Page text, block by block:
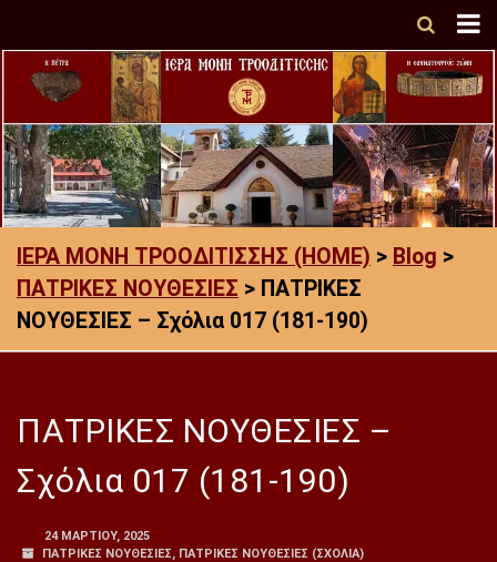
ΙΕΡΑ ΜΟΝΗ ΤΡΟΟΔΙΤΙΣΣΗΣ (HOME) > Blog >
ΠΑΤΡΙΚΕΣ ΝΟΥΘΕΣΙΕΣ > ΠΑΤΡΙΚΕΣ
ΝΟΥΘΕΣΙΕΣ – Σχόλια 017 (181-190)
ΠΑΤΡΙΚΕΣ ΝΟΥΘΕΣΙΕΣ –
Σχόλια 017 (181-190)
24 ΜΑΡΤΊΟΥ, 2025
ΠΑΤΡΙΚΕΣ ΝΟΥΘΕΣΙΕΣ, ΠΑΤΡΙΚΕΣ ΝΟΥΘΕΣΙΕΣ (ΣΧΌΛΙΑ)